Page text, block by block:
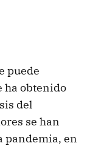
puede
ha obtenido
del
se han
pandemia, en